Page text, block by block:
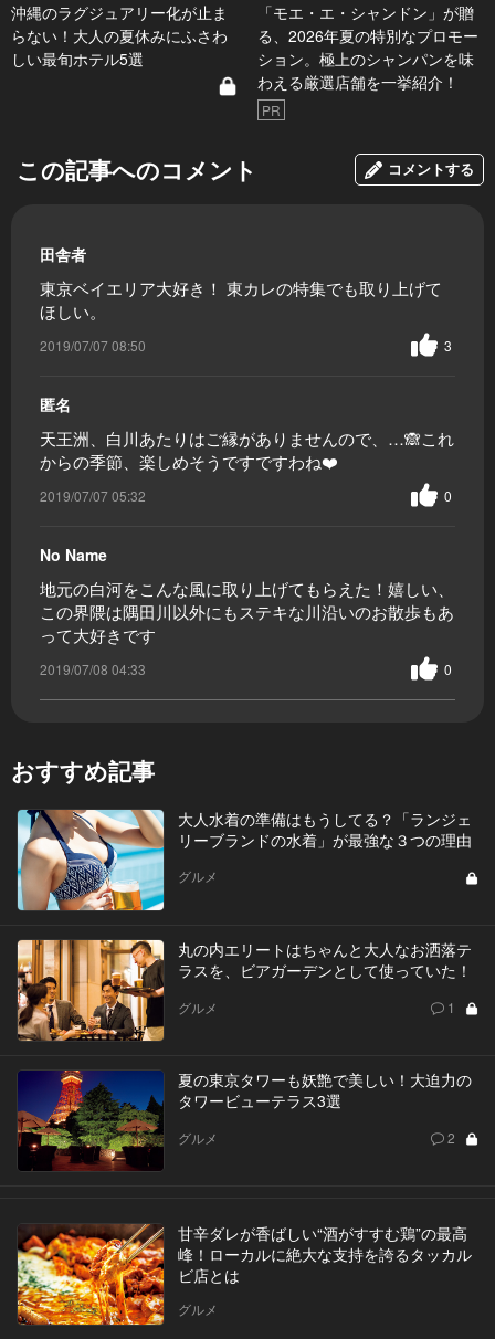
沖縄のラグジュアリー化が止ま
らない！大人の夏休みにふさわ
しい最旬ホテル5選
「モエ・エ・シャンドン」が贈
る、2026年夏の特別なプロモー
ション。極上のシャンパンを味
わえる厳選店舗を一挙紹介！
PR
この記事へのコメント コメントする
田舎者
東京ベイエリア大好き！ 東カレの特集でも取り上げて
ほしい。
2019/07/07 08:50 3
匿名
天王洲、白川あたりはご縁がありませんので、…🙈これ
からの季節、楽しめそうですですわね❤️
2019/07/07 05:32 0
No Name
地元の白河をこんな風に取り上げてもらえた！嬉しい、
この界隈は隅田川以外にもステキな川沿いのお散歩もあ
って大好きです
2019/07/08 04:33 0
おすすめ記事
大人水着の準備はもうしてる？「ランジェ
リーブランドの水着」が最強な３つの理由
グルメ
丸の内エリートはちゃんと大人なお洒落テ
ラスを、ビアガーデンとして使っていた！
グルメ 1
夏の東京タワーも妖艶で美しい！大迫力の
タワービューテラス3選
グルメ 2
甘辛ダレが香ばしい“酒がすすむ鶏”の最高
峰！ローカルに絶大な支持を誇るタッカル
ビ店とは
グルメ